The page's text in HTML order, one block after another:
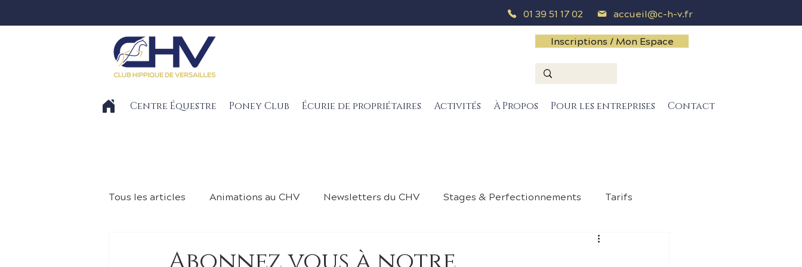
accueil@c-h-v.fr
01 39 51 17 02
Inscriptions / Mon Espace
Centre Équestre Poney Club Écurie de propriétaires Activités À Propos Pour les entreprises Contact
Tous les articles Animations au CHV Newsletters du CHV Stages & Perfectionnements Tarifs